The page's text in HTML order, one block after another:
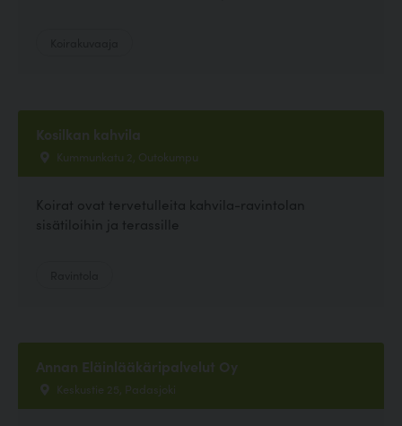
Kosilkan kahvila
Kummunkatu 2, Outokumpu
Koirat ovat tervetulleita kahvila-ravintolan
sisätiloihin ja terassille
Annan Eläinlääkäripalvelut Oy
Keskustie 25, Padasjoki